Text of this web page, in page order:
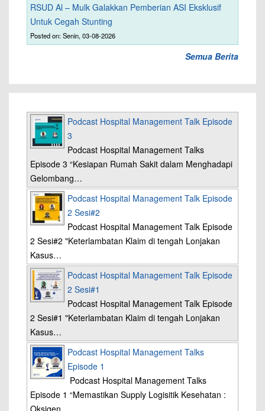
RSUD Al – Mulk Galakkan Pemberian ASI Eksklusif
Untuk Cegah Stunting
Posted on: Senin, 03-08-2026
Semua Berita
Podcast Hospital Management Talk Episode
3
Podcast Hospital Management Talks
Episode 3 “Kesiapan Rumah Sakit dalam Menghadapi
Gelombang…
Podcast Hospital Management Talk Episode
2 Sesi#2
Podcast Hospital Management Talk Episode
2 Sesi#2 "Keterlambatan Klaim di tengah Lonjakan
Kasus…
Podcast Hospital Management Talk Episode
2 Sesi#1
Podcast Hospital Management Talk Episode
2 Sesi#1 "Keterlambatan Klaim di tengah Lonjakan
Kasus…
Podcast Hospital Management Talks
Episode 1
Podcast Hospital Management Talks
Episode 1 “Memastikan Supply Logisitik Kesehatan :
Oksigen…